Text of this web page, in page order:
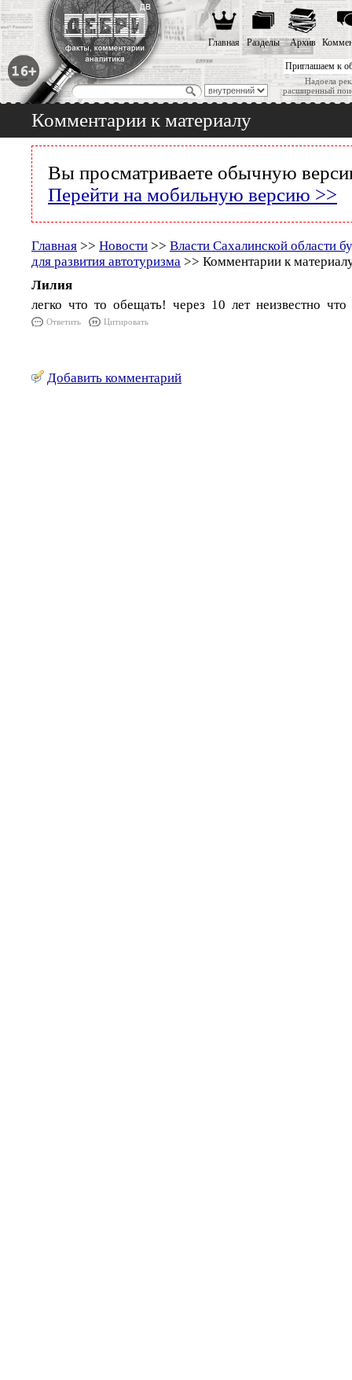
Приглашаем к
Надоела
расширенный
Главная Разделы Архив
Комментарии к материалу
Вы просматриваете обычную
Перейти на мобильную версию >>
Главная >> Новости >> Власти Сахалинской области
для развития автотуризма >> Комментарии к
Лилия
легко что то обещать! через 10 лет неизвестно что
Ответить Цитировать
Добавить комментарий